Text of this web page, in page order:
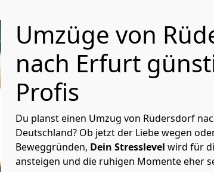
Umzüge von
nach Erfurt
Profis
Du planst einen Umzug von Rüdersdorf
Deutschland? Ob jetzt der Liebe wegen
Beweggründen, Dein Stresslevel wird für
ansteigen und die ruhigen Momente eher